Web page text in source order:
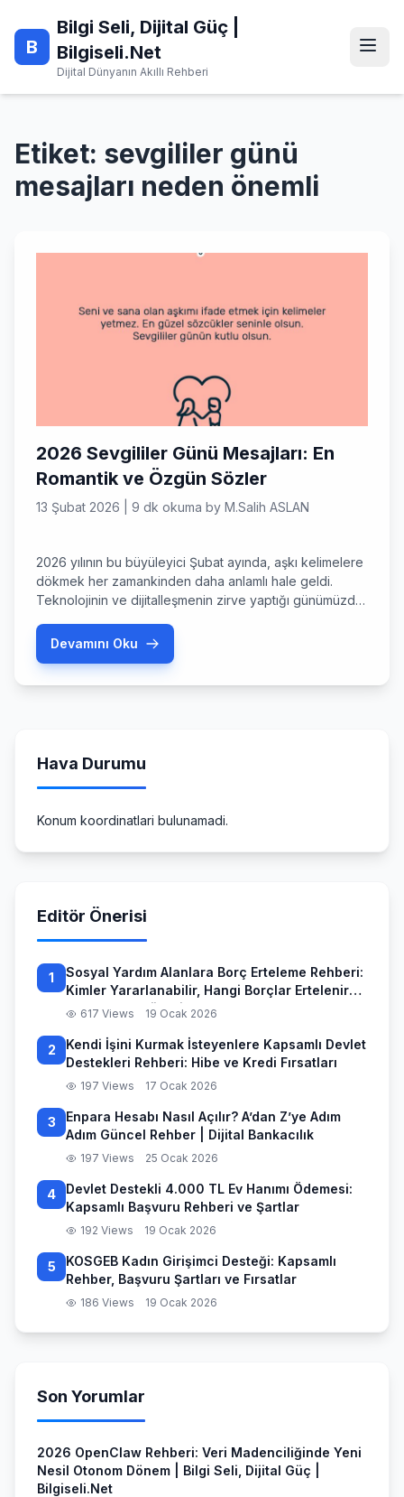
content
B
Bilgi Seli, Dijital Güç |
Bilgiseli.Net
Dijital Dünyanın Akıllı Rehberi
Etiket: sevgililer günü
mesajları neden önemli
2026 Sevgililer Günü Mesajları: En
Romantik ve Özgün Sözler
13 Şubat 2026 9 dk okuma by M.Salih ASLAN
2026 yılının bu büyüleyici Şubat ayında, aşkı kelimelere
dökmek her zamankinden daha anlamlı hale geldi.
Teknolojinin ve dijitalleşmenin zirve yaptığı günümüzde,
değerli hediyeden bile daha etkili olabiliyor. Peki, bu yıl
sevdiğiniz kişiyi gerçekten etkileyecek sevgililer günü
Devamını Oku
Hava Durumu
Konum koordinatlari bulunamadi.
Editör Önerisi
1
Sosyal Yardım Alanlara Borç Erteleme Rehberi:
Kimler Yararlanabilir, Hangi Borçlar Ertelenir
ve Başvuru Süreci
617 Views 19 Ocak 2026
2
Kendi İşini Kurmak İsteyenlere Kapsamlı Devlet
Destekleri Rehberi: Hibe ve Kredi Fırsatları
197 Views 17 Ocak 2026
3
Enpara Hesabı Nasıl Açılır? A’dan Z’ye Adım
Adım Güncel Rehber | Dijital Bankacılık
197 Views 25 Ocak 2026
4
Devlet Destekli 4.000 TL Ev Hanımı Ödemesi:
Kapsamlı Başvuru Rehberi ve Şartlar
192 Views 19 Ocak 2026
5
KOSGEB Kadın Girişimci Desteği: Kapsamlı
Rehber, Başvuru Şartları ve Fırsatlar
186 Views 19 Ocak 2026
Son Yorumlar
2026 OpenClaw Rehberi: Veri Madenciliğinde Yeni
Nesil Otonom Dönem | Bilgi Seli, Dijital Güç |
Bilgiseli.Net